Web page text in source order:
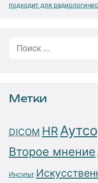
подходит для
Метки
DICOM HR
Второе мнение
Инсульт